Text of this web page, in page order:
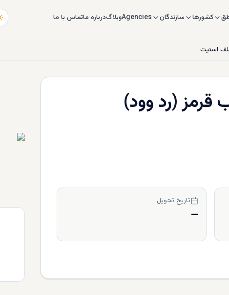
کشورها سازندگان Agenciesوبلاگدرباره ماتماس با ما
استیت
قرمز (رد وود)
تاریخ تحویل
—